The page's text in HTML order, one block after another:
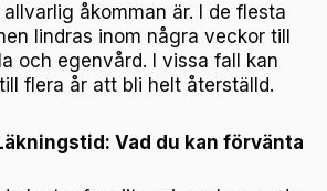
åkomman är. I de flesta
lindras inom några veckor till
och egenvård. I vissa fall kan
flera år att bli helt återställd.
Vad du kan förvänta